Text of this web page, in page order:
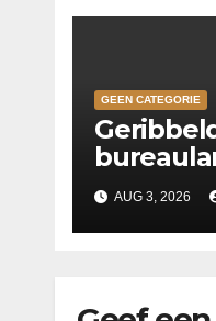
GEEN CATEGORIE
kleuren
AUG 3, 2026